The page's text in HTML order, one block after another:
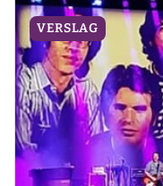
VERSLAG